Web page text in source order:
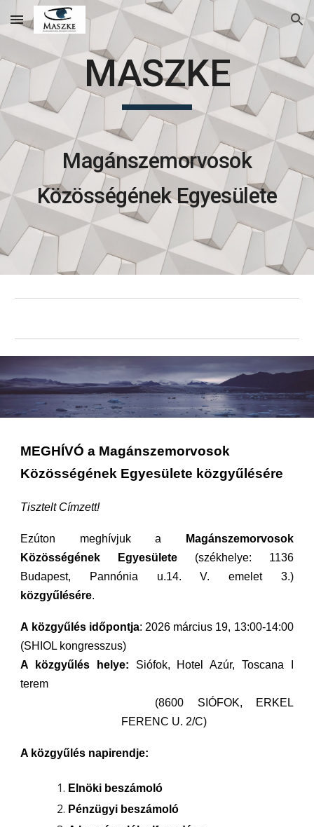
Skip to main content Skip to navigation
MASZKE
Magánszemorvosok
Közösségének Egyesülete
MEGHÍVÓ a Magánszemorvosok
Közösségének Egyesülete közgyűlésére
Tisztelt Címzett!
Ezúton meghívjuk a
Magánszemorvosok
Közösségének Egyesülete (székhelye: 1136
Budapest, Pannónia u.14. V. emelet 3.)
közgyűlésére.
A közgyűlés időpontja: 2026 március 19, 13:00-14:00
(SHIOL kongresszus)
A közgyűlés helye: Siófok, Hotel Azúr, Toscana I
terem
(8600 SIÓFOK, ERKEL
FERENC U. 2/C)
A közgyűlés napirendje:
Elnöki beszámoló
Pénzügyi beszámoló